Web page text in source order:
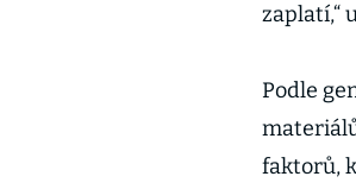
zaplatí,“
Podle
faktorů,